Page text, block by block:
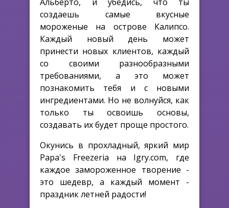
создаешь самые вкусные
мороженые на острове Калипсо.
Каждый новый день может
принести новых клиентов, каждый
со своими разнообразными
требованиями, а это может
познакомить тебя и с новыми
ингредиентами. Но не волнуйся, как
только ты освоишь основы,
создавать их будет проще простого.
Окунись в прохладный, яркий мир
Papa's Freezeria на Igry.com, где
каждое замороженное творение -
это шедевр, а каждый момент -
праздник летней радости!